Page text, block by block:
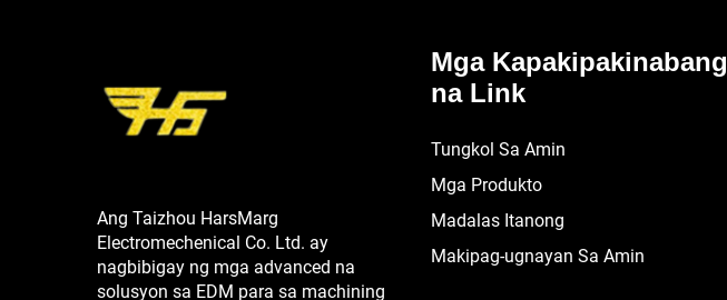
Ang Taizhou HarsMarg
Electromechenical Co. Ltd. ay
nagbibigay ng mga advanced na
solusyon sa EDM para sa machining
Mga Kapakipakinabang
na Link
Tungkol Sa Amin
Mga Produkto
Madalas Itanong
Makipag-ugnayan Sa Amin